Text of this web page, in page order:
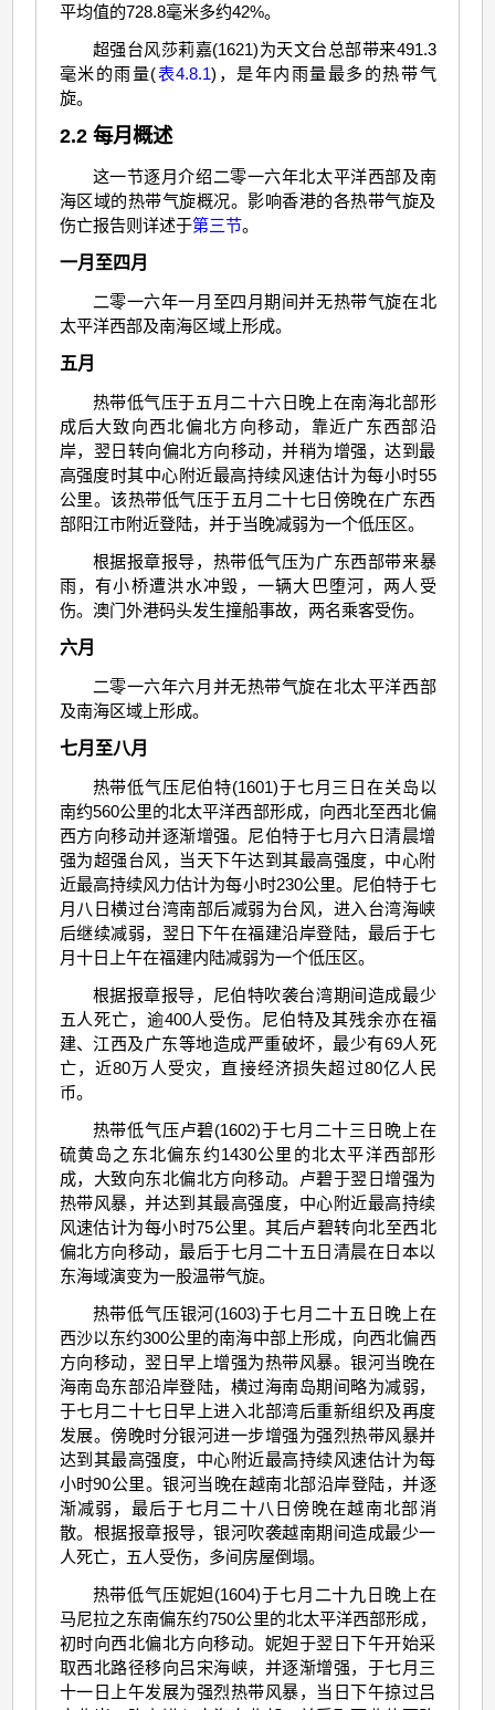
平均值的728.8毫米多约42%。
超强台风莎莉嘉(1621)为天文台总部带来491.3
毫米的雨量(表4.8.1)，是年内雨量最多的热带气
旋。
2.2 每月概述
这一节逐月介绍二零一六年北太平洋西部及南
海区域的热带气旋概况。影响香港的各热带气旋及
伤亡报告则详述于第三节。
一月至四月
二零一六年一月至四月期间并无热带气旋在北
太平洋西部及南海区域上形成。
五月
热带低气压于五月二十六日晚上在南海北部形
成后大致向西北偏北方向移动，靠近广东西部沿
岸，翌日转向偏北方向移动，并稍为增强，达到最
高强度时其中心附近最高持续风速估计为每小时55
公里。该热带低气压于五月二十七日傍晚在广东西
部阳江市附近登陆，并于当晚减弱为一个低压区。
根据报章报导，热带低气压为广东西部带来暴
雨，有小桥遭洪水冲毁，一辆大巴堕河，两人受
伤。澳门外港码头发生撞船事故，两名乘客受伤。
六月
二零一六年六月并无热带气旋在北太平洋西部
及南海区域上形成。
七月至八月
热带低气压尼伯特(1601)于七月三日在关岛以
南约560公里的北太平洋西部形成，向西北至西北偏
西方向移动并逐渐增强。尼伯特于七月六日清晨增
强为超强台风，当天下午达到其最高强度，中心附
近最高持续风力估计为每小时230公里。尼伯特于七
月八日横过台湾南部后减弱为台风，进入台湾海峡
后继续减弱，翌日下午在福建沿岸登陆，最后于七
月十日上午在福建内陆减弱为一个低压区。
根据报章报导，尼伯特吹袭台湾期间造成最少
五人死亡，逾400人受伤。尼伯特及其残余亦在福
建、江西及广东等地造成严重破坏，最少有69人死
亡，近80万人受灾，直接经济损失超过80亿人民
币。
热带低气压卢碧(1602)于七月二十三日晩上在
硫黄岛之东北偏东约1430公里的北太平洋西部形
成，大致向东北偏北方向移动。卢碧于翌日增强为
热带风暴，并达到其最高强度，中心附近最高持续
风速估计为每小时75公里。其后卢碧转向北至西北
偏北方向移动，最后于七月二十五日清晨在日本以
东海域演变为一股温带气旋。
热带低气压银河(1603)于七月二十五日晚上在
西沙以东约300公里的南海中部上形成，向西北偏西
方向移动，翌日早上增强为热带风暴。银河当晚在
海南岛东部沿岸登陆，横过海南岛期间略为减弱，
于七月二十七日早上进入北部湾后重新组织及再度
发展。傍晚时分银河进一步增强为强烈热带风暴并
达到其最高强度，中心附近最高持续风速估计为每
小时90公里。银河当晚在越南北部沿岸登陆，并逐
渐减弱，最后于七月二十八日傍晚在越南北部消
散。根据报章报导，银河吹袭越南期间造成最少一
人死亡，五人受伤，多间房屋倒塌。
热带低气压妮妲(1604)于七月二十九日晚上在
马尼拉之东南偏东约750公里的北太平洋西部形成，
初时向西北偏北方向移动。妮妲于翌日下午开始采
取西北路径移向吕宋海峡，并逐渐增强，于七月三
十一日上午发展为强烈热带风暴，当日下午掠过吕